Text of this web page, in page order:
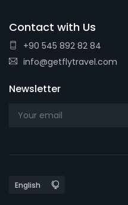
Contact with Us
+90 545 892 82 84
info@getflytravel.com
Newsletter